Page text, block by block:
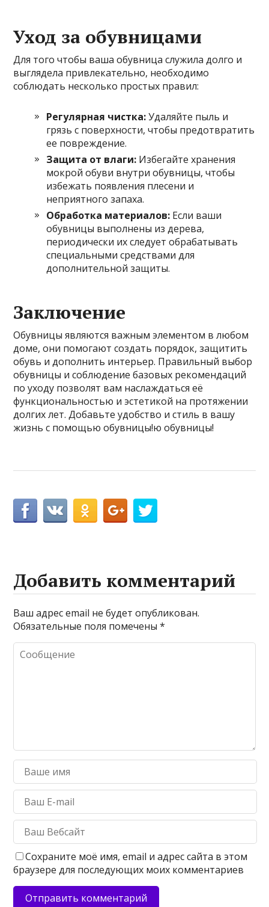
Уход за обувницами
Для того чтобы ваша обувница служила долго и
выглядела привлекательно, необходимо
соблюдать несколько простых правил:
Регулярная чистка:Удаляйте пыль и
грязь с поверхности, чтобы предотвратить
ее повреждение.
Защита от влаги: Избегайте хранения
мокрой обуви внутри обувницы, чтобы
избежать появления плесени и
неприятного запаха.
Обработка материалов: Если ваши
обувницы выполнены из дерева,
периодически их следует обрабатывать
специальными средствами для
дополнительной защиты.
Заключение
Обувницы являются важным элементом в любом
доме, они помогают создать порядок, защитить
обувь и дополнить интерьер. Правильный выбор
обувницы и соблюдение базовых рекомендаций
по уходу позволят вам наслаждаться её
функциональностью и эстетикой на протяжении
долгих лет. Добавьте удобство и стиль в вашу
жизнь с помощью обувницы!ю обувницы!
Добавить комментарий
Ваш адрес email не будет опубликован.
Обязательные поля помечены*
Сохраните моё имя, email и адрес сайта в этом
браузере для последующих моих комментариев